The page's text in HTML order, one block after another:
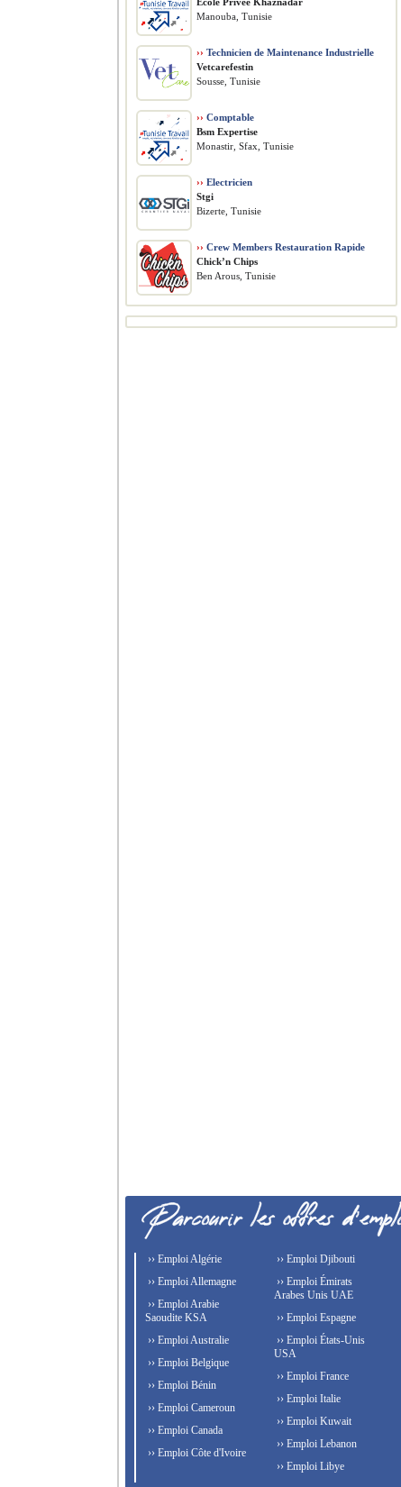
Manouba, Tunisie
›› Technicien de Maintenance Industrielle
Vetcarefestin
Sousse, Tunisie
›› Comptable
Bsm Expertise
Monastir, Sfax, Tunisie
›› Electricien
Stgi
Bizerte, Tunisie
›› Crew Members Restauration Rapide
Chick’n Chips
Ben Arous, Tunisie
›› Emploi Algérie
›› Emploi Allemagne
›› Emploi Arabie
Saoudite KSA
›› Emploi Australie
›› Emploi Belgique
›› Emploi Bénin
›› Emploi Cameroun
›› Emploi Canada
›› Emploi Côte d'Ivoire
›› Emploi Djibouti
›› Emploi Émirats
Arabes Unis UAE
›› Emploi Espagne
›› Emploi États-Unis
USA
›› Emploi France
›› Emploi Italie
›› Emploi Kuwait
›› Emploi Lebanon
›› Emploi Libye